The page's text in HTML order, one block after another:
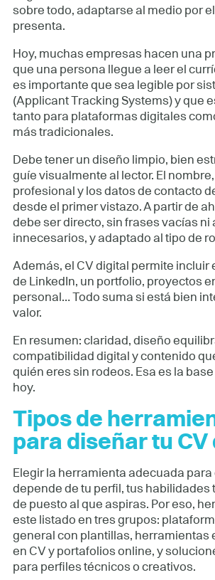
sobre todo, adaptarse al medio por
presenta.
Hoy, muchas empresas hacen una
que una persona llegue a leer el
es importante que sea legible por
(Applicant Tracking Systems) y que
tanto para plataformas digitales
más tradicionales.
Debe tener un diseño limpio, bien
guíe visualmente al lector. El nombre,
profesional y los datos de contacto
desde el primer vistazo. A partir de
debe ser directo, sin frases vacías ni
innecesarios, y adaptado al tipo de
Además, el CV digital permite incluir
de LinkedIn, un portfolio, proyectos
personal… Todo suma si está bien
valor.
En resumen: claridad, diseño
compatibilidad digital y contenido
quién eres sin rodeos. Esa es la
hoy.
Tipos de
para diseñar tu CV
Elegir la herramienta adecuada para
depende de tu perfil, tus habilidades
de puesto al que aspiras. Por eso,
este listado en tres grupos:
general con plantillas, herramientas
en CV y portafolios online, y
para perfiles técnicos o creativos.